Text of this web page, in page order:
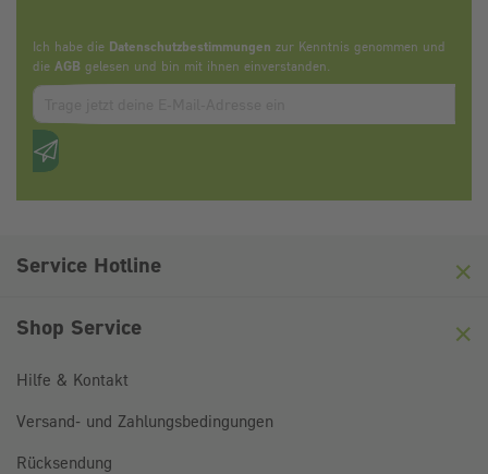
Ich habe die Datenschutzbestimmungen zur Kenntnis genommen und
die AGB gelesen und bin mit ihnen einverstanden.
Zum abbonieren des Newsletters, bitte E-Mail Adresse
Anti-Roboter-Verifizierung
Service Hotline
Shop Service
Hilfe & Kontakt
Versand- und Zahlungsbedingungen
Rücksendung